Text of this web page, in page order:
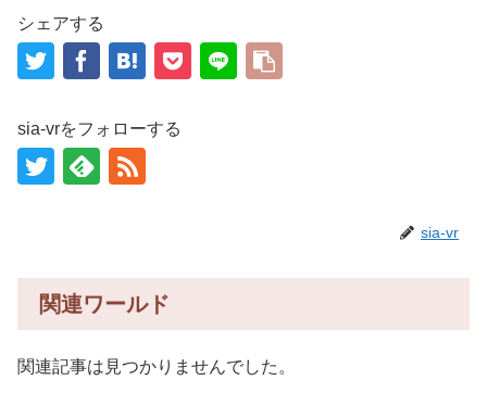
シェアする
sia-vrをフォローする
sia-vr
関連ワールド
関連記事は見つかりませんでした。